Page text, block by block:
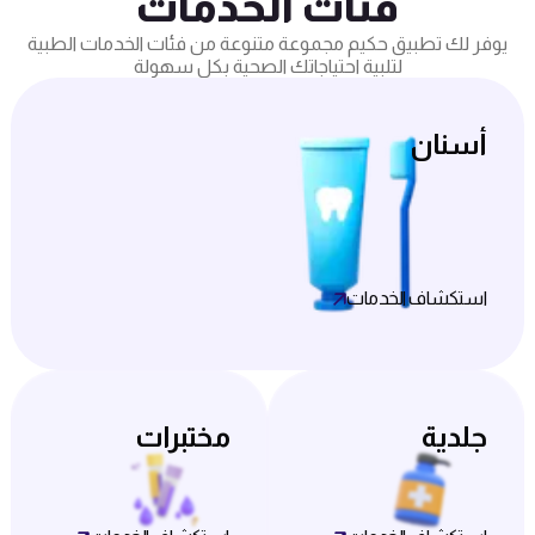
يوفر لك تطبيق حكيم مجموعة متنوعة من فئات الخدمات الطبية
لتلبية احتياجاتك الصحية بكل سهولة
أسنان
استكشاف الخدمات
جلدية مختبرات